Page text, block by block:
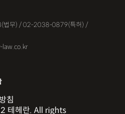
법무) / 02-2038-0879(특허) /
law.co.kr
침
테헤란. All rights